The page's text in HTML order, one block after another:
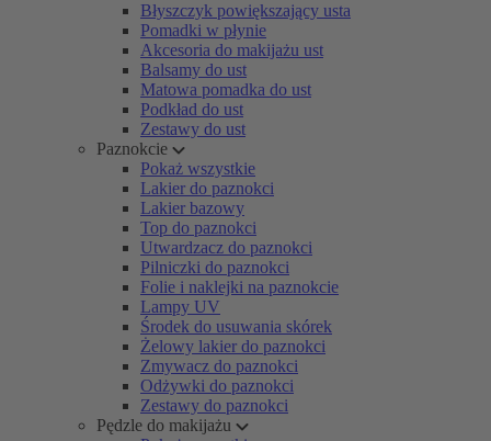
Błyszczyk powiększający usta
Pomadki w płynie
Akcesoria do makijażu ust
Balsamy do ust
Matowa pomadka do ust
Podkład do ust
Zestawy do ust
Paznokcie
Pokaż wszystkie
Lakier do paznokci
Lakier bazowy
Top do paznokci
Utwardzacz do paznokci
Pilniczki do paznokci
Folie i naklejki na paznokcie
Lampy UV
Środek do usuwania skórek
Żelowy lakier do paznokci
Zmywacz do paznokci
Odżywki do paznokci
Zestawy do paznokci
Pędzle do makijażu